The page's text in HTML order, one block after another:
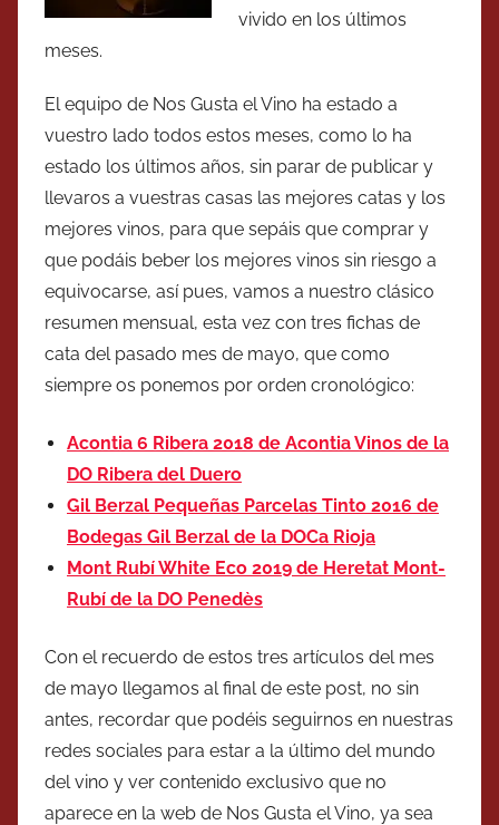
vivido en los últimos
meses.
El equipo de Nos Gusta el Vino ha estado a
vuestro lado todos estos meses, como lo ha
estado los últimos años, sin parar de publicar y
llevaros a vuestras casas las mejores catas y los
mejores vinos, para que sepáis que comprar y
que podáis beber los mejores vinos sin riesgo a
equivocarse, así pues, vamos a nuestro clásico
resumen mensual, esta vez con tres fichas de
cata del pasado mes de mayo, que como
siempre os ponemos por orden cronológico:
Acontia 6 Ribera 2018 de Acontia Vinos de la
DO Ribera del Duero
Gil Berzal Pequeñas Parcelas Tinto 2016 de
Bodegas Gil Berzal de la DOCa Rioja
Mont Rubí White Eco 2019 de Heretat Mont-
Rubí de la DO Penedès
Con el recuerdo de estos tres artículos del mes
de mayo llegamos al final de este post, no sin
antes, recordar que podéis seguirnos en nuestras
redes sociales para estar a la último del mundo
del vino y ver contenido exclusivo que no
aparece en la web de Nos Gusta el Vino, ya sea